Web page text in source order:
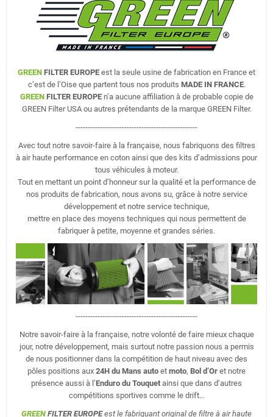
GREEN FILTER EUROPE est la seule usine de fabrication en France et
c’est de l’Oise que partent tous nos produits MADE IN FRANCE.
GREENFILTER EUROPEn’a aucune affiliation à de probable copie de
GREEN Filter USA ou autres prétendants de la marque GREEN Filter.
--------------------------------------------------
Avec tout notre savoir-faire à la française, nous fabriquons des filtres
à air haute performance en coton ainsi que des kits d’admissions pour
tous véhicules à moteur.
Tout en mettant un point d’honneur sur la qualité et la performance de
nos produits de fabrication, nous avons su, grâce à notre service
développement et notre service technique,
mettre en place des moyens techniques qui nous permettent de
fabriquer à petite, moyenne et grandes séries.
--------------------------------------------------
Notre savoir-faire à la française, notre volonté de faire mieux chaque
jour, notre développement, mais surtout notre passion nous a permis
de nous positionner dans la compétition de haut niveau avec des
pôles positions aux 24H du Mans auto et moto, Bol d’Or et notre
présence aussi à l’Enduro du Touquet ainsi que dans d’autres
compétitions sportives comme le drift…
GREEN FILTER EUROPEest le fabriquant original de filtre à air haute